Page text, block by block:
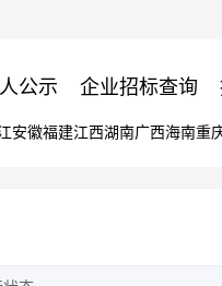
公示 企业招标查询
安徽福建江西湖南广西海南重